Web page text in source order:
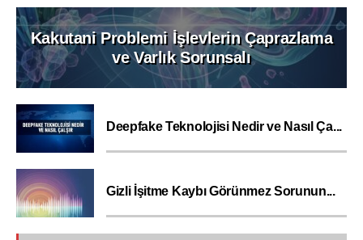
Kakutani Problemi İşlevlerin Çaprazlama
ve Varlık Sorunsalı
Deepfake Teknolojisi Nedir ve Nasıl Ça...
Gizli İşitme Kaybı Görünmez Sorunun...